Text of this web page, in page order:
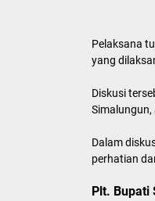
Pelaksana
yang
Diskusi
Dalam
perhatian
Plt. Bupati